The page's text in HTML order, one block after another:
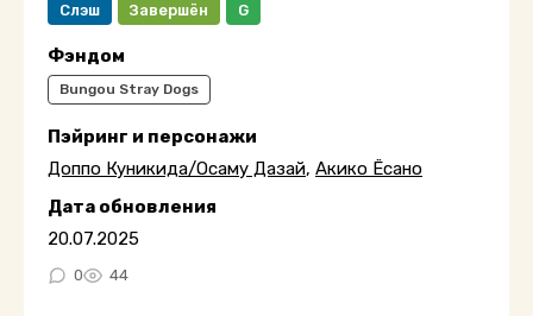
Слэш Завершён G
Фэндом
Bungou Stray Dogs
Пэйринг и персонажи
Доппо Куникида/Осаму Дазай, Акико Ёсано
Дата обновления
20.07.2025
0 44